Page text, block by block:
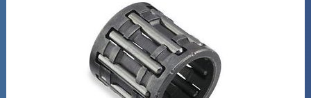
Mopoauton osat
Mönkijän osat
Puutarha ja metsä